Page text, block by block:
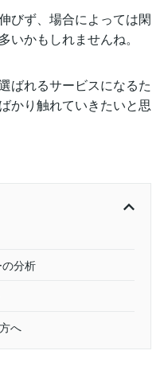
びず、場合によっては閑
かもしれませんね。
ばれるサービスになるた
かり触れていきたいと思
分析
へ